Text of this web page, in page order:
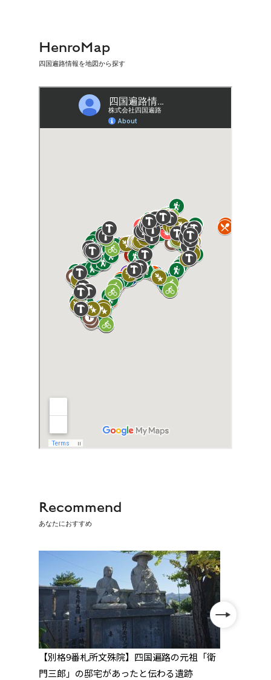
HenroMap
四国遍路情報を地図から探す
Recommend
あなたにおすすめ
【別格9番札所文殊院】四国遍路の元祖「衛
門三郎」の邸宅があったと伝わる遺跡